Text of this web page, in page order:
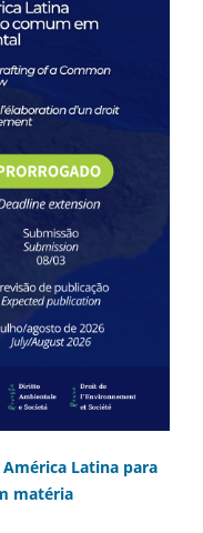
Latina para
matéria